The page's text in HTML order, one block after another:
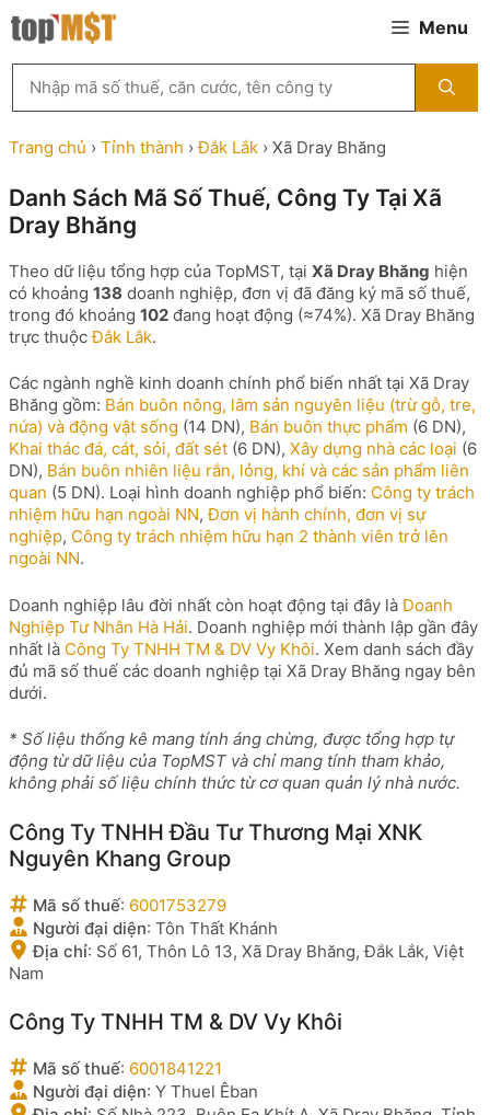
Chuyển
đến
Menu
kiếm
MST
theo
tên
ty,
người
diện
hoặc
mã
số
...
Trang chủ › Tỉnh thành ›Đắk Lắk › Xã Dray Bhăng
Danh Sách Mã Số Thuế, Công Ty Tại Xã
Dray Bhăng
Theo dữ liệu tổng hợp của TopMST, tại Xã Dray Bhăng hiện
có khoảng 138 doanh nghiệp, đơn vị đã đăng ký mã số thuế,
trong đó khoảng 102 đang hoạt động (≈74%). Xã Dray Bhăng
trực thuộcĐắk Lắk.
Các ngành nghề kinh doanh chính phổ biến nhất tại Xã Dray
Bhăng gồm: Bán buôn nông, lâm sản nguyên liệu (trừ gỗ, tre,
nứa) và động vật sống (14 DN), Bán buôn thực phẩm (6 DN),
Khai thác đá, cát, sỏi, đất sét (6 DN), Xây dựng nhà các loại (6
DN), Bán buôn nhiên liệu rắn, lỏng, khí và các sản phẩm liên
quan (5 DN). Loại hình doanh nghiệp phổ biến: Công ty trách
nhiệm hữu hạn ngoài NN,Đơn vị hành chính, đơn vị sự
nghiệp, Công ty trách nhiệm hữu hạn 2 thành viên trở lên
ngoài NN.
Doanh nghiệp lâu đời nhất còn hoạt động tại đây là Doanh
Nghiệp Tư Nhân Hà Hải. Doanh nghiệp mới thành lập gần đây
nhất là Công Ty TNHH TM & DV Vy Khôi. Xem danh sách đầy
đủ mã số thuế các doanh nghiệp tại Xã Dray Bhăng ngay bên
dưới.
* Số liệu thống kê mang tính áng chừng, được tổng hợp tự
động từ dữ liệu của TopMST và chỉ mang tính tham khảo,
không phải số liệu chính thức từ cơ quan quản lý nhà nước.
Công Ty TNHH Đầu Tư Thương Mại XNK
Nguyên Khang Group
Mã số thuế: 6001753279
Người đại diện: Tôn Thất Khánh
Địa chỉ: Số 61, Thôn Lô 13, Xã Dray Bhăng, Đắk Lắk, Việt
Nam
Công Ty TNHH TM & DV Vy Khôi
Mã số thuế: 6001841221
Người đại diện: Y Thuel Êban